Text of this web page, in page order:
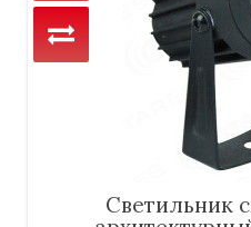
Светильник